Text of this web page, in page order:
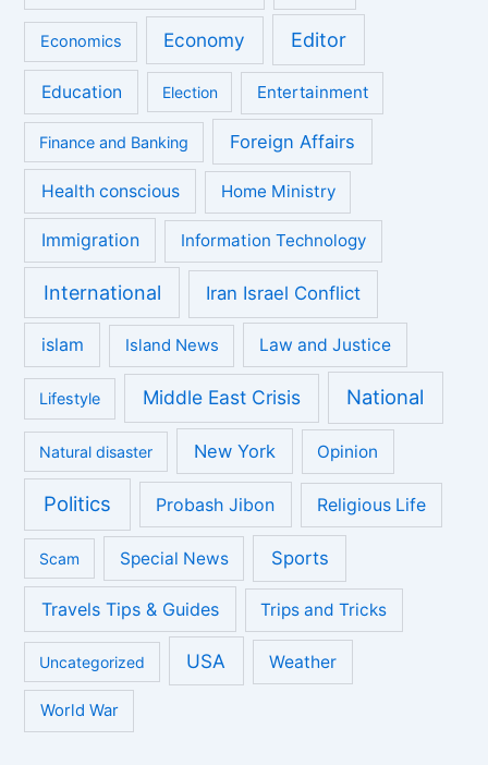
Economics Economy Editor
Education Election Entertainment
Finance and Banking Foreign Affairs
Health conscious Home Ministry
Immigration Information Technology
International Iran Israel Conflict
islam Island News Law and Justice
Lifestyle Middle East Crisis National
Natural disaster New York Opinion
Politics Probash Jibon Religious Life
Scam Special News Sports
Travels Tips & Guides Trips and Tricks
Uncategorized USA Weather
World War